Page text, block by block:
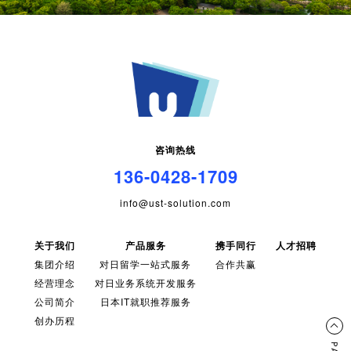
咨询热线
136-0428-1709
info@ust-solution.com
关于我们
集团介绍
经营理念
公司简介
创办历程
产品服务
对日留学一站式服务
对日业务系统开发服务
日本IT就职推荐服务
携手同行
合作共赢
人才招聘